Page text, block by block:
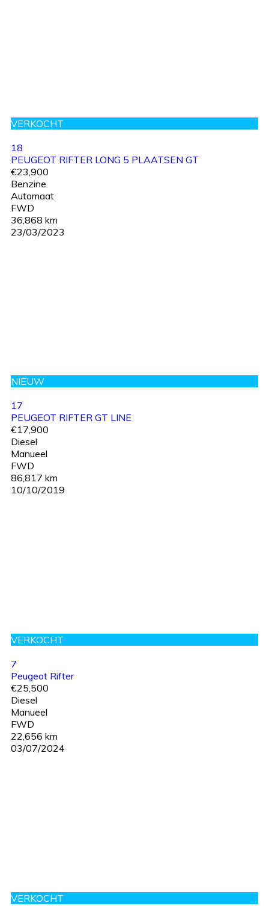
VERKOCHT
18
PEUGEOT RIFTER LONG 5 PLAATSEN GT
€23,900
Benzine
Automaat
FWD
36,868 km
23/03/2023
NIEUW
17
PEUGEOT RIFTER GT LINE
€17,900
Diesel
Manueel
FWD
86,817 km
10/10/2019
VERKOCHT
7
Peugeot Rifter
€25,500
Diesel
Manueel
FWD
22,656 km
03/07/2024
VERKOCHT